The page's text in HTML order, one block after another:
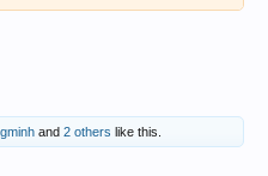
and 2 others like this.